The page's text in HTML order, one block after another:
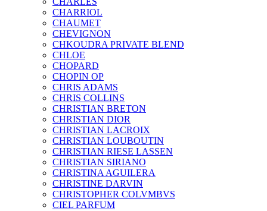
CHARRIOL
CHAUMET
CHEVIGNON
CHKOUDRA PRIVATE BLEND
CHLOE
CHOPARD
CHOPIN OP
CHRIS ADAMS
CHRIS COLLINS
CHRISTIAN BRETON
CHRISTIAN DIOR
CHRISTIAN LACROIX
CHRISTIAN LOUBOUTIN
CHRISTIAN RIESE LASSEN
CHRISTIAN SIRIANO
CHRISTINA AGUILERA
CHRISTINE DARVIN
CHRISTOPHER COLVMBVS
CIEL PARFUM